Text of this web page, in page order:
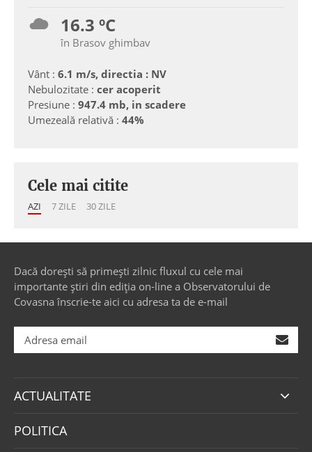
16.3 ºC
în Brasov ghimbav
Vânt : 6.1 m/s, directia : NV
Nebulozitate : cer acoperit
Presiune : 947.4 mb, in scadere
Umezeală relativă : 44%
Cele mai citite
AZI 7 ZILE 30 ZILE
Dacă dorești să primești zilnic fluxul cu cele mai
importante știri din ediția on-line a Observatorului de
Covasna înscrie-te aici cu adresa ta de e-mail
ACTUALITATE
POLITICA